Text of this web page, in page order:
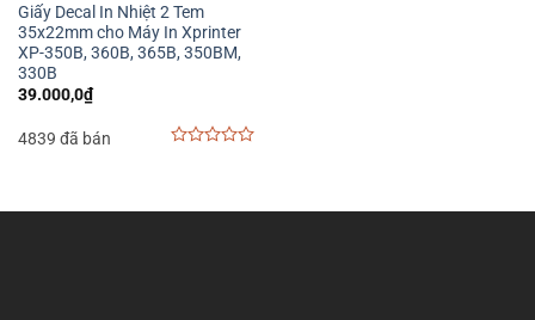
Giấy Decal In Nhiệt 2 Tem
35x22mm cho Máy In Xprinter
XP-350B, 360B, 365B, 350BM,
330B
39.000,0₫
4839 đã bán
5